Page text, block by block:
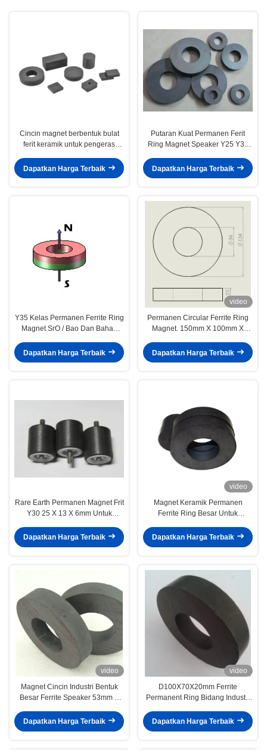
Cincin magnet berbentuk bulat
ferit keramik untuk pengeras
Dapatkan Harga Terbaik
Putaran Kuat Permanen Ferit
Ring Magnet Speaker Y25 Y30
Dapatkan Harga Terbaik
Y35 Kelas Permanen Ferrite Ring
Magnet SrO / Bao Dan Bahan
Dapatkan Harga Terbaik
video
Permanen Circular Ferrite Ring
Magnet. 150mm X 100mm X
Dapatkan Harga Terbaik
Rare Earth Permanen Magnet Frit
Y30 25 X 13 X 6mm Untuk
Dapatkan Harga Terbaik
video
Magnet Keramik Permanen
Ferrite Ring Besar Untuk
25 mm
Dapatkan Harga Terbaik
video
Magnet Cincin Industri Bentuk
Besar Ferrite Speaker 53mm X
Dapatkan Harga Terbaik
video
D100X70X20mm Ferrite
Permanent Ring Bidang Industri
Dapatkan Harga Terbaik